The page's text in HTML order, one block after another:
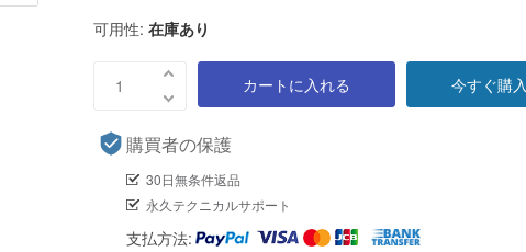
可用性: 在庫あり
カートに入れる 今すぐ購入
購買者の保護
30日無条件返品
永久テクニカルサポート
支払方法: